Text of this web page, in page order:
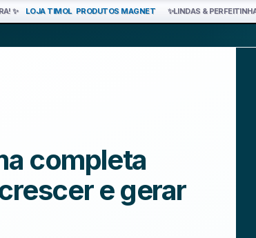
criptomoedas e
completa
e gerar
✨ LOJA TIMOL PRODUTOS MAGNET ✨LINDAS &